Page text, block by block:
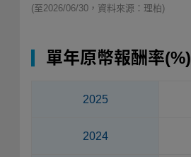
(至2026/06/30，資料來源：理柏)
單年原幣報酬率(%)
2025
2024